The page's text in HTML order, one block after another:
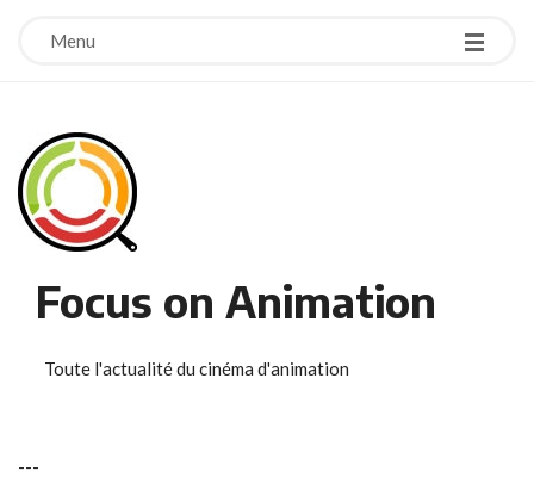
Menu
Focus on Animation
Toute l'actualité du cinéma d'animation
---